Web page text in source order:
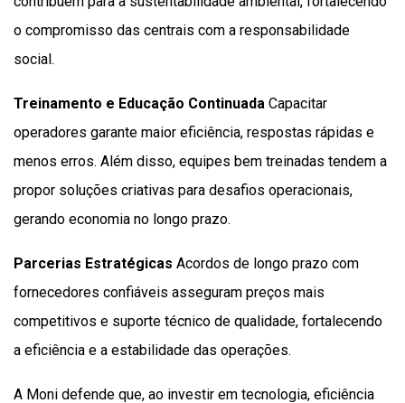
o compromisso das centrais com a responsabilidade
social.
Treinamento e Educação Continuada Capacitar
operadores garante maior eficiência, respostas rápidas e
menos erros. Além disso, equipes bem treinadas tendem a
propor soluções criativas para desafios operacionais,
gerando economia no longo prazo.
Parcerias Estratégicas Acordos de longo prazo com
fornecedores confiáveis asseguram preços mais
competitivos e suporte técnico de qualidade, fortalecendo
a eficiência e a estabilidade das operações.
A Moni defende que, ao investir em tecnologia, eficiência